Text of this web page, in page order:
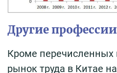
Другие профессии
Кроме
рынок труда в Китае